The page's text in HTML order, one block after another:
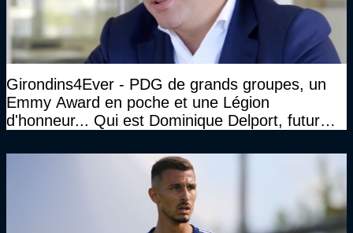
Girondins4Ever - PDG de grands groupes, un
Emmy Award en poche et une Légion
d'honneur... Qui est Dominique Delport, futur